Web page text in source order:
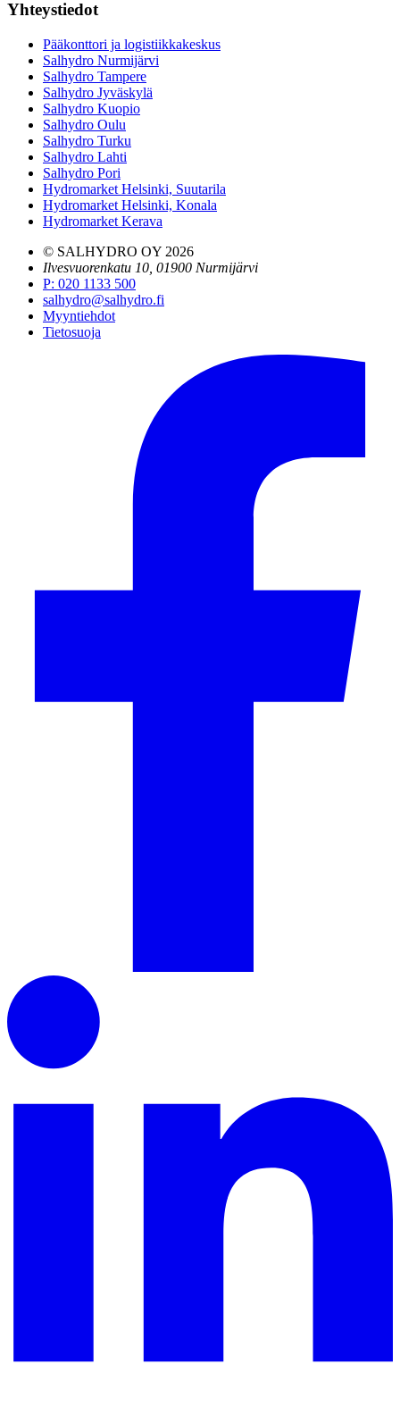
Yhteystiedot
Pääkonttori ja logistiikkakeskus
Salhydro Nurmijärvi
Salhydro Tampere
Salhydro Jyväskylä
Salhydro Kuopio
Salhydro Oulu
Salhydro Turku
Salhydro Lahti
Salhydro Pori
Hydromarket Helsinki, Suutarila
Hydromarket Helsinki, Konala
Hydromarket Kerava
© SALHYDRO OY 2026
Ilvesvuorenkatu 10, 01900 Nurmijärvi
P: 020 1133 500
salhydro@salhydro.fi
Myyntiehdot
Tietosuoja